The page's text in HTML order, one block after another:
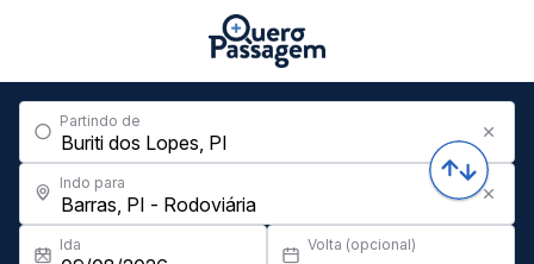
Partindo de
Indo para
Ida Volta (opcional)